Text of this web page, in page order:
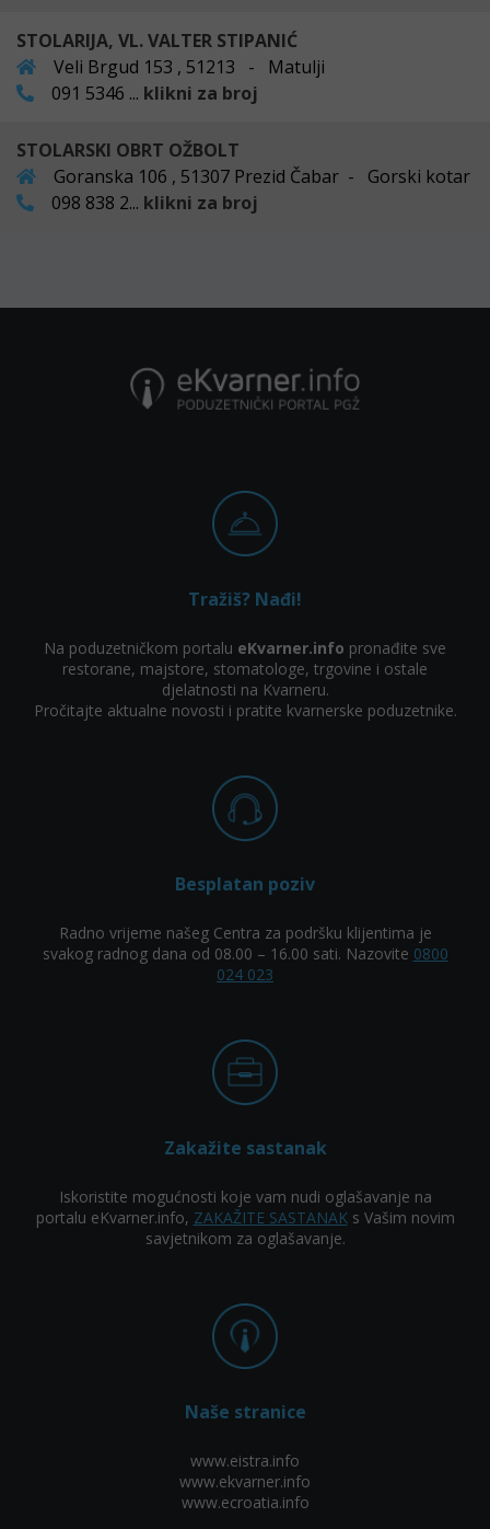
STOLARIJA, VL. VALTER STIPANIĆ
Veli Brgud 153 , 51213 - Matulji
091 5346 ... klikni za broj
STOLARSKI OBRT OŽBOLT
Goranska 106 , 51307 Prezid Čabar - Gorski kotar
098 838 2... klikni za broj
Tražiš? Nađi!
Na poduzetničkom portalu eKvarner.info pronađite sve
restorane, majstore, stomatologe, trgovine i ostale
djelatnosti na Kvarneru.
Pročitajte aktualne novosti i pratite kvarnerske poduzetnike.
Besplatan poziv
Radno vrijeme našeg Centra za podršku klijentima je
svakog radnog dana od 08.00 – 16.00 sati. Nazovite 0800
024 023
Zakažite sastanak
Iskoristite mogućnosti koje vam nudi oglašavanje na
portalu eKvarner.info, ZAKAŽITE SASTANAKs Vašim novim
savjetnikom za oglašavanje.
Naše stranice
www.eistra.info
www.ekvarner.info
www.ecroatia.info